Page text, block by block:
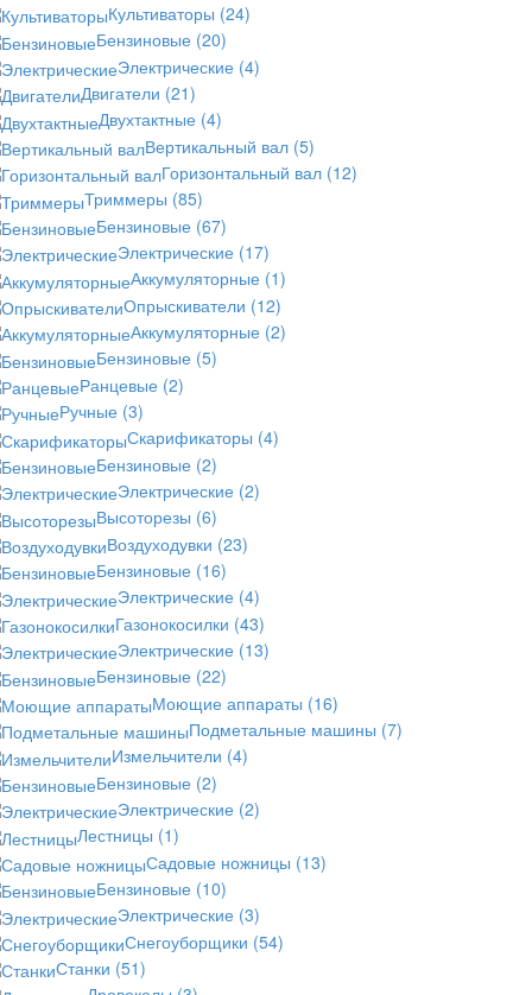
Культиваторы (24)
Бензиновые (20)
Электрические (4)
Двигатели (21)
Двухтактные (4)
Вертикальный вал (5)
Горизонтальный вал (12)
Триммеры (85)
Бензиновые (67)
Электрические (17)
Аккумуляторные (1)
Опрыскиватели (12)
Аккумуляторные (2)
Бензиновые (5)
Ранцевые (2)
Ручные (3)
Скарификаторы (4)
Бензиновые (2)
Электрические (2)
Высоторезы (6)
Воздуходувки (23)
Бензиновые (16)
Электрические (4)
Газонокосилки (43)
Электрические (13)
Бензиновые (22)
Моющие аппараты (16)
Подметальные машины (7)
Измельчители (4)
Бензиновые (2)
Электрические (2)
Лестницы (1)
Садовые ножницы (13)
Бензиновые (10)
Электрические (3)
Снегоуборщики (54)
Станки (51)